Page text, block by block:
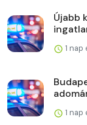
Újabb
1
1